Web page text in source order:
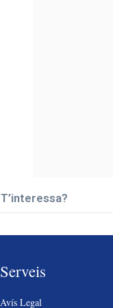
T’interessa?
Serveis
Avís Legal